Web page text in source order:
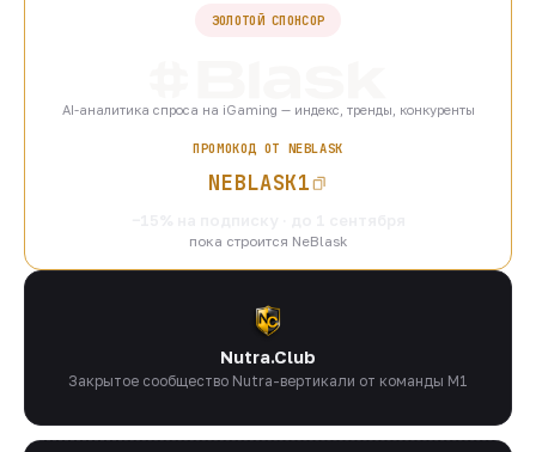
ЗОЛОТОЙ СПОНСОР
AI-аналитика спроса на iGaming — индекс, тренды, конкуренты
ПРОМОКОД ОТ NEBLASK
NEBLASK1
пока строится NeBlask
Nutra.Club
Закрытое сообщество Nutra-вертикали от команды M1